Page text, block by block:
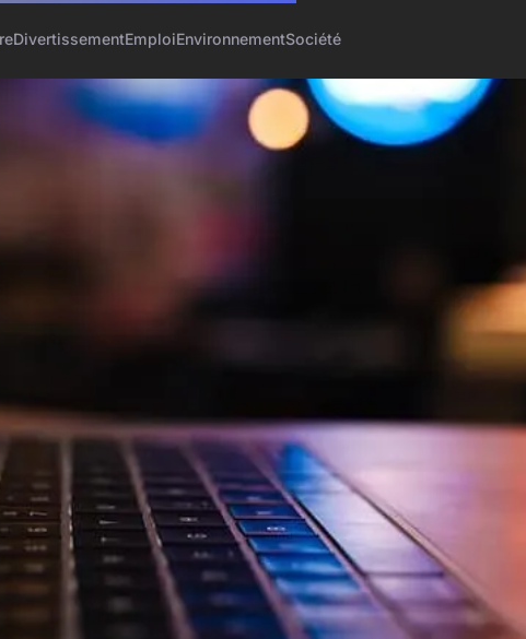
DivertissementEmploiEnvironnementSociété